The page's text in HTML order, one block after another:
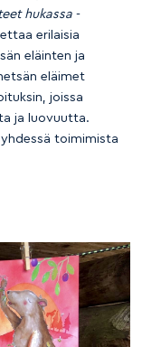
hukassa-
erilaisia
eläinten ja
eläimet
joissa
ja luovuutta.
toimimista